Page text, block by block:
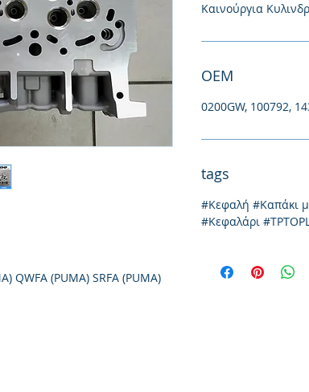
QWFA (PUMA) SRFA (PUMA)
Καινούργια
ΟΕΜ
0200GW, 100792,
tags
#Κεφαλή #Καπάκι
#Κεφαλάρι